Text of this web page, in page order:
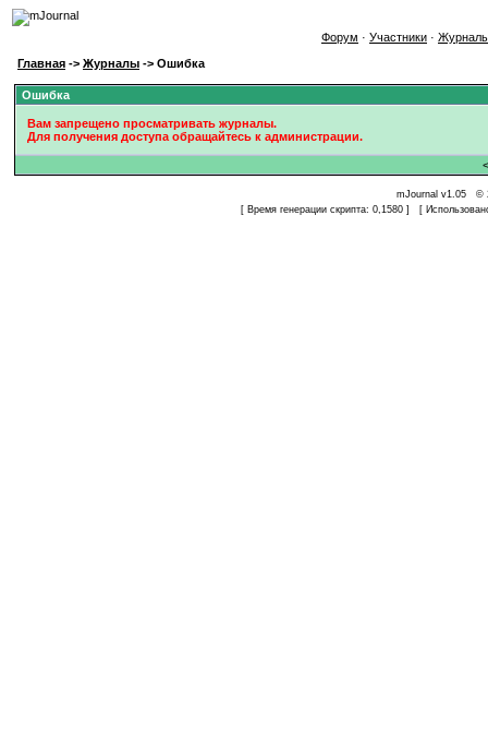
Форум · Участники ·
Главная -> Журналы -> Ошибка
Ошибка
Вам запрещено просматривать журналы.
Для получения доступа обращайтесь к администрации.
mJournal v1.05 ©
[ Время генерации скрипта: 0,1580 ] [